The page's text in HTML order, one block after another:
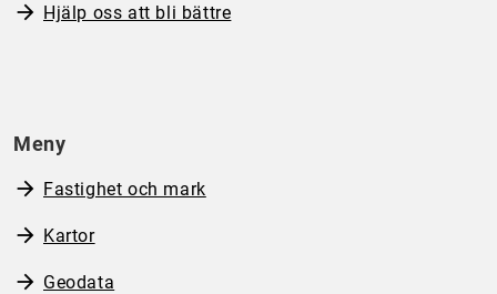
Hjälp oss att bli bättre
Meny
Fastighet och mark
Kartor
Geodata